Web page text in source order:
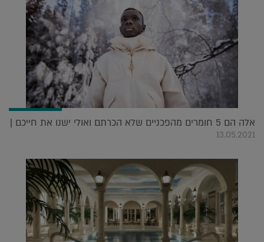
אלה הם 5 חומרים מהפכניים שלא הכרתם ואולי ישנו את חייכם |
13.05.2021